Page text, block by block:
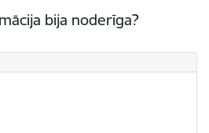
bija noderīga?
noderīga?